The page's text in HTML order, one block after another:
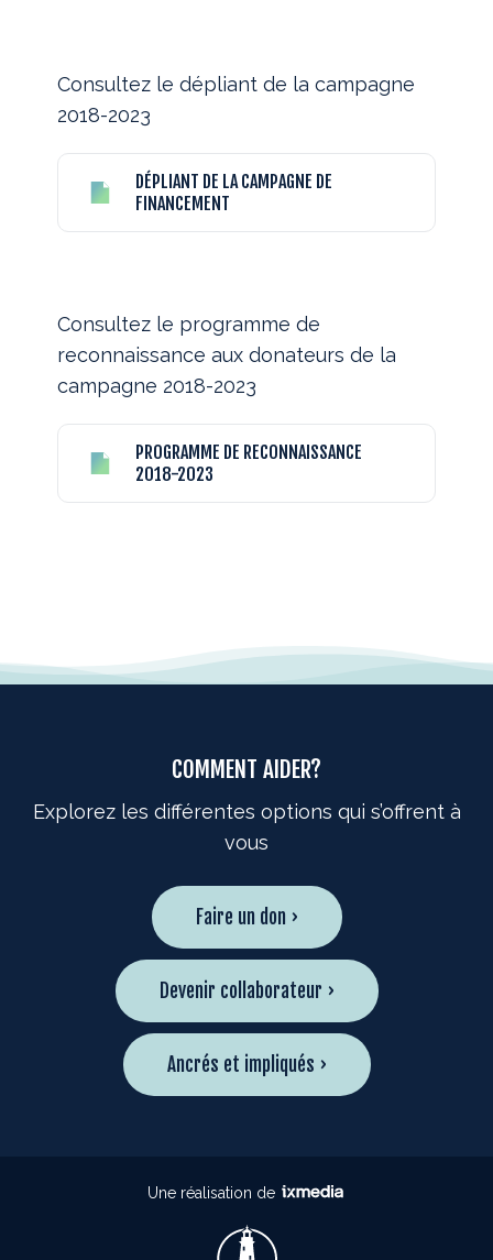
Consultez le dépliant de la campagne
2018-2023
DÉPLIANT DE LA CAMPAGNE DE
FINANCEMENT
Consultez le programme de
reconnaissance aux donateurs de la
campagne 2018-2023
PROGRAMME DE RECONNAISSANCE
2018-2023
COMMENT AIDER?
Explorez les différentes options qui s’offrent à
vous
Faire un don ›
Devenir collaborateur ›
Ancrés et impliqués ›
Une réalisation de